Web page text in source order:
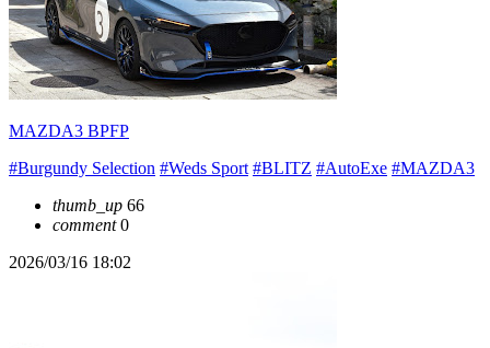
MAZDA3 BPFP
#Burgundy Selection #Weds Sport #BLITZ #AutoExe #MAZDA3
thumb_up 66
comment0
2026/03/16 18:02